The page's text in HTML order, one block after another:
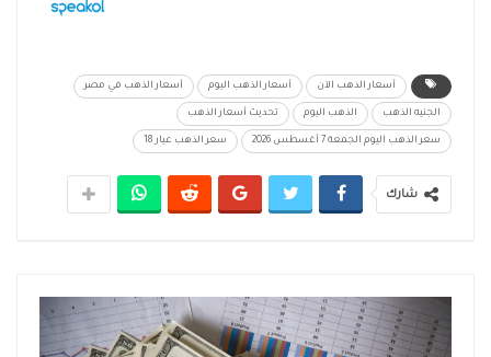
أسعار الذهب الآن أسعار الذهب اليوم أسعار الذهب في مصر
الجنيه الذهب الذهب اليوم تحديث أسعار الذهب
سعر الذهب اليوم الجمعة 7 أغسطس 2026 سعر الذهب عيار 18
شارك